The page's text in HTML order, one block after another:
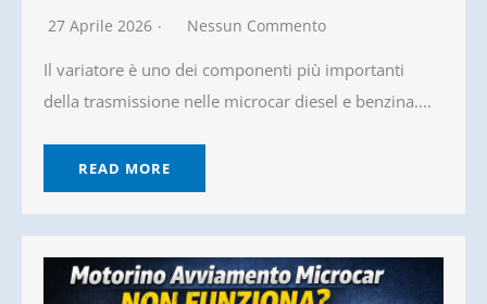
27 Aprile 2026 Nessun Commento
Il variatore è uno dei componenti più importanti
della trasmissione nelle microcar diesel e benzina....
READ MORE